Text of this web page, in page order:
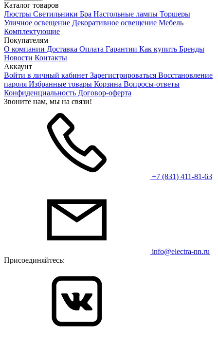
Каталог товаров
Люстры Светильники Бра Настольные лампы Торшеры
Уличное освещение Декоративное освещение Мебель
Комплектующие
Покупателям
О компании Доставка Оплата Гарантии Как купить Бренды
Новости Контакты
Аккаунт
Войти в личный кабинет Зарегистрироваться Восстановление
пароля Избранные товары Корзина Вопросы-ответы
Конфиденциальность Договор-оферта
Звоните нам, мы на связи!
+7 (831) 411-81-63
info@electra-nn.ru
Присоединяйтесь: